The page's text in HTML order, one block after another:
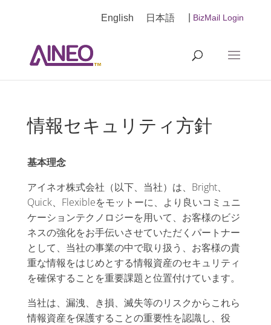
English 日本語 BizMail Login
情報セキュリティ方針
基本理念
アイネオ株式会社（以下、当社）は、Bright、
Quick、Flexibleをモットーに、より良いコミュニ
ケーションテクノロジーを用いて、お客様のビジ
ネスの強化をお手伝いさせていただくパートナー
として、当社の事業の中で取り扱う、お客様の貴
重な情報をはじめとする情報資産のセキュリティ
を確保することを重要課題と位置付けています。
当社は、漏洩、き損、滅失等のリスクからこれら
情報資産を保護することの重要性を認識し、役